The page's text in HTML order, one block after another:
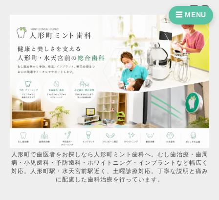
☰ MENU
人形町で歯医者をお探しなら人形町ミント歯科へ。むし歯治療・歯周
病・小児歯科・予防歯科・ホワイトニング・インプラントなど幅広く
対応。人形町駅・水天宮前駅近く、土曜診療対応。丁寧な説明と痛み
に配慮した歯科治療を行っています。